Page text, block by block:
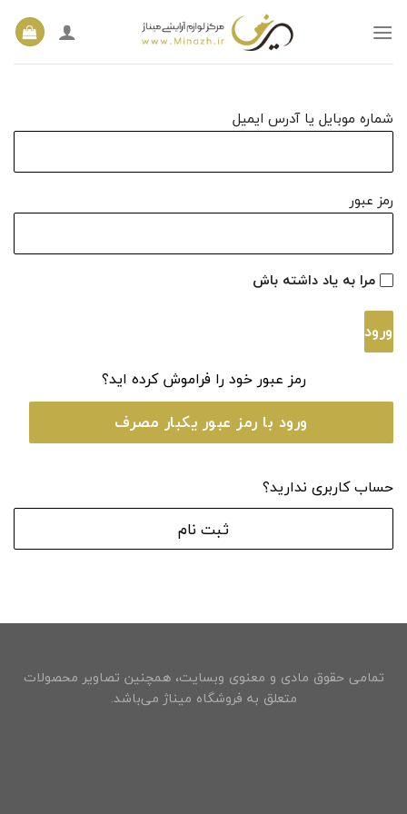
شماره موبایل یا آدرس ایمیل
رمز عبور
مرا به یاد داشته باش
ورود
رمز عبور خود را فراموش کرده اید؟
ورود با رمز عبور یکبار مصرف
حساب کاربری ندارید؟
ثبت نام
تمامی حقوق مادی و معنوی وبسایت، همچنین تصاویر محصولات
متعلق به فروشگاه میناژ می‌باشد.